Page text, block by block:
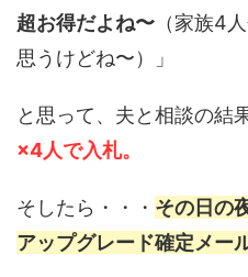
超お得だよね〜 （家族4
思うけどね〜）」
と思って、夫と相談の結
×4人で入札。
そしたら・・・ その日の
アップグレード確定メー